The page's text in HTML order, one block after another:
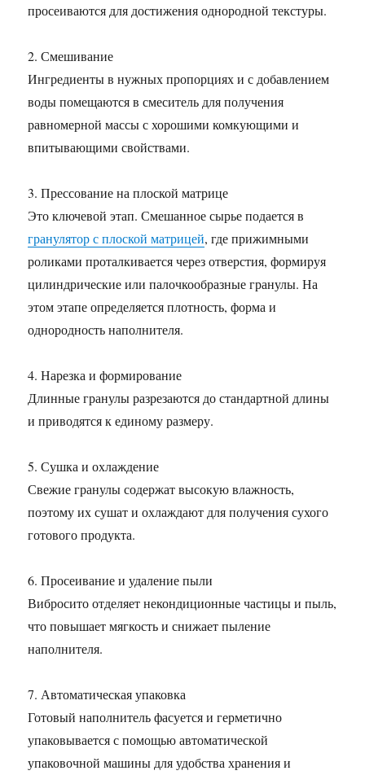
просеиваются для достижения однородной текстуры.
2. Смешивание
Ингредиенты в нужных пропорциях и с добавлением
воды помещаются в смеситель для получения
равномерной массы с хорошими комкующими и
впитывающими свойствами.
3. Прессование на плоской матрице
Это ключевой этап. Смешанное сырье подается в
гранулятор с плоской матрицей, где прижимными
роликами проталкивается через отверстия, формируя
цилиндрические или палочкообразные гранулы. На
этом этапе определяется плотность, форма и
однородность наполнителя.
4. Нарезка и формирование
Длинные гранулы разрезаются до стандартной длины
и приводятся к единому размеру.
5. Сушка и охлаждение
Свежие гранулы содержат высокую влажность,
поэтому их сушат и охлаждают для получения сухого
готового продукта.
6. Просеивание и удаление пыли
Вибросито отделяет некондиционные частицы и пыль,
что повышает мягкость и снижает пыление
наполнителя.
7. Автоматическая упаковка
Готовый наполнитель фасуется и герметично
упаковывается с помощью автоматической
упаковочной машины для удобства хранения и